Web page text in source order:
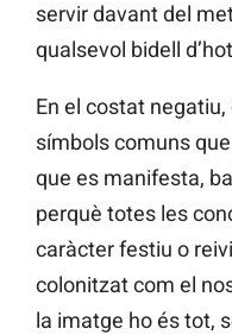
servir davant del
qualsevol bidell
En el costat negatiu,
símbols comuns
que es manifesta,
perquè totes les
caràcter festiu o
colonitzat com el
la imatge ho és tot,